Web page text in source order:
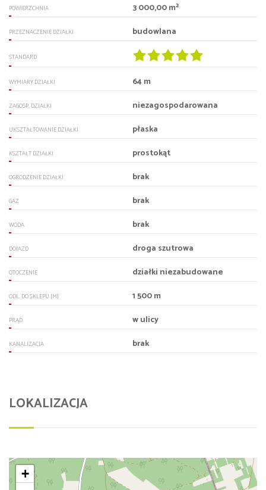
POWIERZCHNIA 3 000,00 m²
PRZEZNACZENIE DZIAŁKI budowlana
STANDARD
WYMIARY DZIAŁKI 64 m
ZAGOSP. DZIAŁKI niezagospodarowana
UKSZTAŁTOWANIE DZIAŁKI płaska
KSZTAŁT DZIAŁKI prostokąt
OGRODZENIE DZIAŁKI brak
GAZ brak
WODA brak
DOJAZD droga szutrowa
OTOCZENIE działki niezabudowane
ODL. DO SKLEPU [M] 1 500 m
PRĄD w ulicy
KANALIZACJA brak
LOKALIZACJA
+